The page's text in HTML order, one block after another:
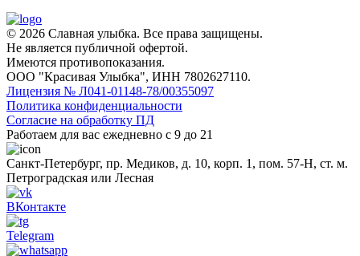
© 2026 Славная улыбка. Все права защищены.
Не является публичной офертой.
Имеются противопоказания.
ООО "Красивая Улыбка", ИНН 7802627110.
Лицензия № Л041-01148-78/00355097
Политика конфиденциальности
Согласие на обработку ПД
Работаем для вас ежедневно с 9 до 21
Санкт-Петербург, пр. Медиков, д. 10, корп. 1, пом. 57-Н, ст. м.
Петроградская или Лесная
ВКонтакте
Telegram